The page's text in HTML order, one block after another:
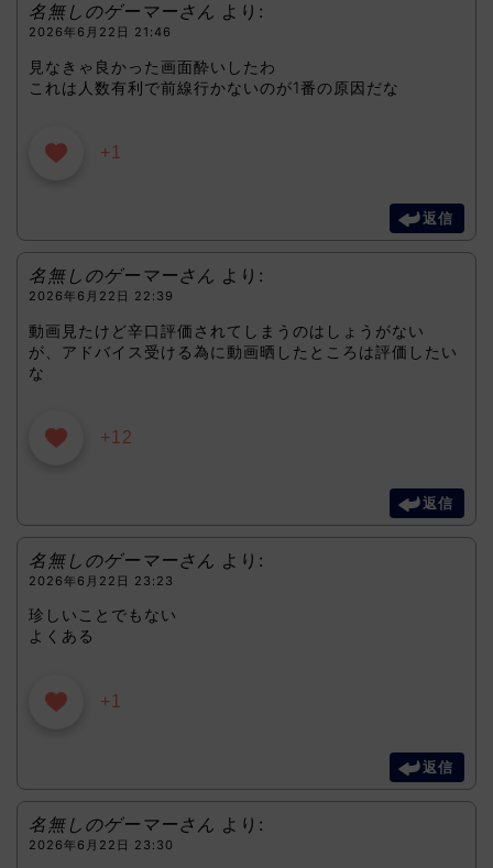
名無しのゲーマーさん より:
2026年6月22日 21:46
見なきゃ良かった画面酔いしたわ
これは人数有利で前線行かないのが1番の原因だな
+1
返信
名無しのゲーマーさん より:
2026年6月22日 22:39
動画見たけど辛口評価されてしまうのはしょうがない
が、アドバイス受ける為に動画晒したところは評価したい
な
+12
返信
名無しのゲーマーさん より:
2026年6月22日 23:23
珍しいことでもない
よくある
+1
返信
名無しのゲーマーさん より:
2026年6月22日 23:30